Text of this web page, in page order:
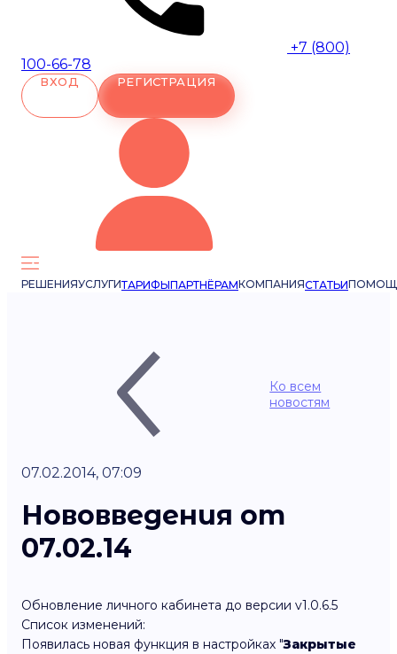
+7 (800)
100-66-78
ВХОД РЕГИСТРАЦИЯ
РЕШЕНИЯУСЛУГИТАРИФЫПАРТНЁРАМКОМПАНИЯСТАТЬИ
Ко всем
новостям
07.02.2014, 07:09
Нововведения от
07.02.14
Обновление личного кабинета до версии v1.0.6.5
Список изменений:
Появилась новая функция в настройках "Закрытые